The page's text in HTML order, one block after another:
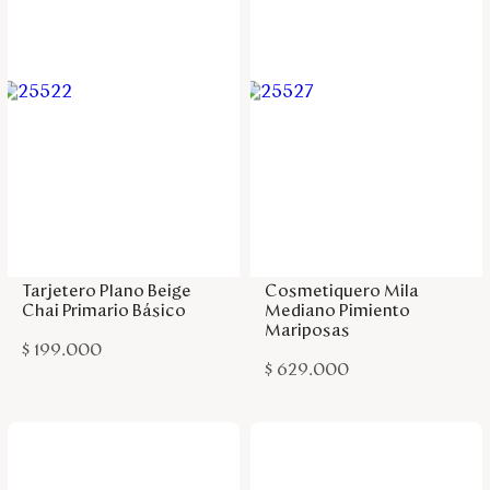
Tarjetero Plano Beige
Chai Primario Básico
$ 199.000
Cosmetiquero Mila
Mediano Pimiento
Mariposas
$ 629.000